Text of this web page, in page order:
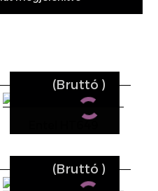
(Bruttó)
(Bruttó)